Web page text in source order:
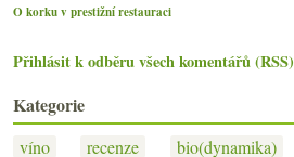
O korku v prestižní restauraci
Přihlásit k odběru všech komentářů (RSS)
Kategorie
víno recenze bio(dynamika)